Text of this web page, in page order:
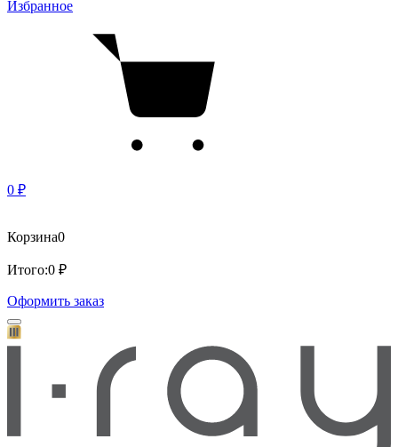
Избранное
0 ₽
Корзина0
Итого:0 ₽
Оформить заказ